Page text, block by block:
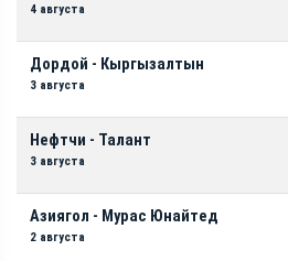
4 августа
Дордой - Кыргызалтын
3 августа
Нефтчи - Талант
3 августа
Азиягол - Мурас Юнайтед
2 августа